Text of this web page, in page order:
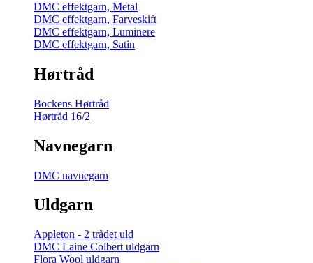
DMC effektgarn, Metal
DMC effektgarn, Farveskift
DMC effektgarn, Luminere
DMC effektgarn, Satin
Hørtråd
Bockens Hørtråd
Hørtråd 16/2
Navnegarn
DMC navnegarn
Uldgarn
Appleton - 2 trådet uld
DMC Laine Colbert uldgarn
Flora Wool uldgarn